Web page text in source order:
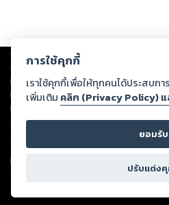
Copyright © 2026
ต่อผลงานหรือเนื้อหาใดที่อัปโหลดผ่านเว็บไซ
ทรัพย์สินทางปัญญาของบุคคลอื่นหรือขัดต่อ
ทุกท่านโปรดใช้วิจารณญาณในการกลั่นกรอ
หนึ่งส่วนใดขัดต่อกฎหมายและศีลธรรม กรุณ
ดำเนินการในทันที ทั้งนี้ ทางสตอรี่ล็อกขอ
ลิขสิทธิ์ พ.ศ. 2537 (ฉบับล่าสุด)
For support: member@ookbee.com
Version
การใช้คุกกี้
เราใช้คุกกี้เพื่อให้ทุกคนได้ประสบก
เพิ่มเติม คลิก (Privacy Policy)
ยอมรับ
ปรับแต่ง